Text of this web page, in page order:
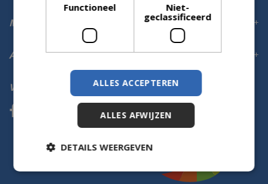
Volg ons
Meer informatie
Aanmelden voor digitale nieuwsbrief
Functioneel
Niet-
geclassificeerd
ALLES ACCEPTEREN
ALLES AFWIJZEN
DETAILS WEERGEVEN